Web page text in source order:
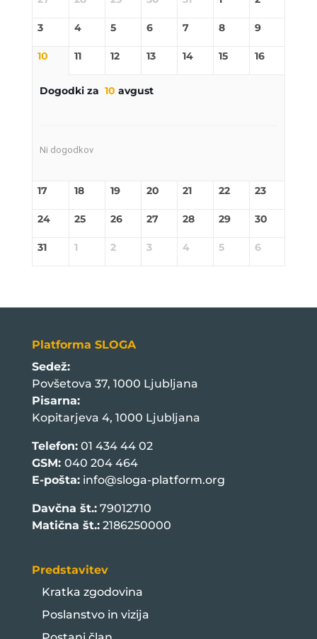
3 4 5 6 7 8 9
10 11 12 13 14 15 16
Dogodki za 10 avgust
Ni dogodkov
17 18 19 20 21 22 23
24 25 26 27 28 29 30
31 1 2 3 4 5 6
Platforma SLOGA
Sedež:
Povšetova 37, 1000 Ljubljana
Pisarna:
Kopitarjeva 4, 1000 Ljubljana
Telefon:01 434 44 02
GSM: 040 204 464
E-pošta: info@sloga-platform.org
Davčna št.:79012710
Matična št.:2186250000
Predstavitev
Kratka zgodovina
Poslanstvo in vizija